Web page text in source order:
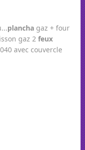
planchagaz + four
gaz 2 feux
avec couvercle